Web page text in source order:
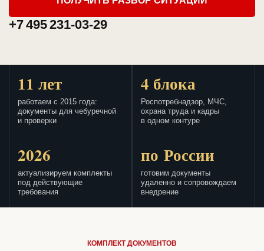
+7 495 231-03-29
11 лет
работаем с 2015 года:
документы для чебуречной
и проверки
4 блока
Роспотребнадзор, МЧС,
охрана труда и кадры
в одном контуре
2026
актуализируем комплекты
под действующие
требования
по России
готовим документы
удаленно и сопровождаем
внедрение
КОМПЛЕКТ ДОКУМЕНТОВ